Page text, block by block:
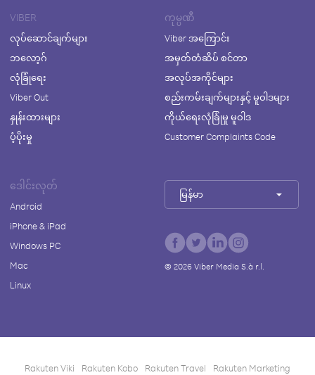
VIBER
လုပ်ဆောင်ချက်များ
ဘလော့ဂ်
လုံခြုံရေး
Viber Out
နှုန်းထားများ
ပံ့ပိုးမှု
ကုမ္ပဏီ
Viber အကြောင်း
အမှတ်တံဆိပ် စင်တာ
အလုပ်အကိုင်များ
စည်းကမ်းချက်များနှင့် မူဝါဒများ
ကိုယ်ရေးလုံခြုံမှု မူဝါဒ
Customer Complaints Code
ဒေါင်းလုတ်
Android
iPhone & iPad
Windows PC
Mac
Linux
မြန်မာ
© 2026Viber Media S.à r.l.
Rakuten Viki Rakuten Kobo Rakuten Travel Rakuten Marketing